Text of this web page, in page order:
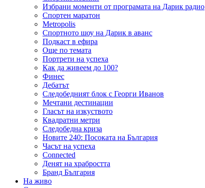
Избрани моменти от програмата на Дарик радио
Спортен маратон
Metropolis
Спортното шоу на Дарик в аванс
Подкаст в ефира
Още по темата
Портрети на успеха
Как да живеем до 100?
Финес
Дебатът
Следобедният блок с Георги Иванов
Мечтани дестинации
Гласът на изкуството
Квадратни метри
Следобедна криза
Новите 240: Посоката на България
Часът на успеха
Connected
Денят на храбростта
Бранд България
На живо